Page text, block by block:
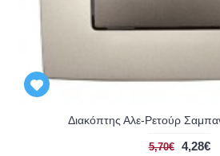
Διακόπτης Αλε-Ρετούρ
5,70€ 4,28€